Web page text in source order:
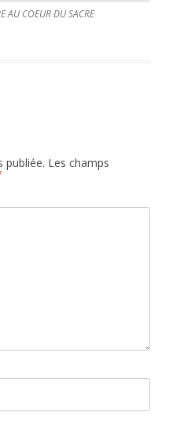
AU COEUR DU SACRE
publiée. Les champs